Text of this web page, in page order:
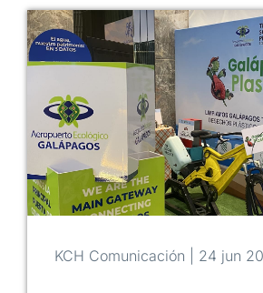
KCH Comunicación | 24 jun